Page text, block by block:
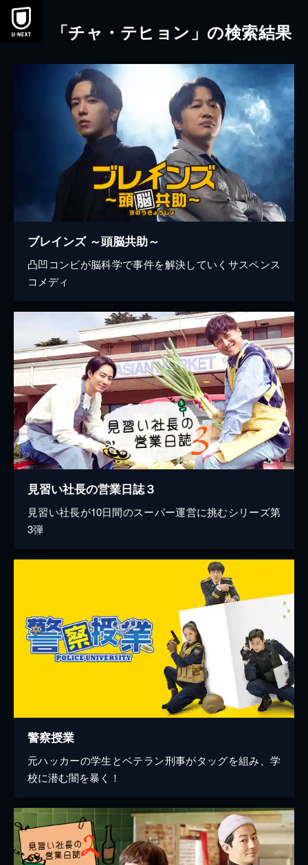
本文へスキップ
「チャ・テヒョン」の検索結果
ブレインズ ～頭脳共助～
凸凹コンビが脳科学で事件を解決していくサスペンス
コメディ
見習い社長の営業日誌３
見習い社長が10日間のスーパー運営に挑むシリーズ第
3弾
警察授業
元ハッカーの学生とベテラン刑事がタッグを組み、学
校に潜む闇を暴く！